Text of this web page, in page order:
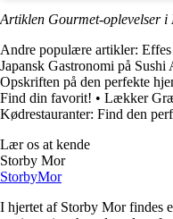
Artiklen Gourmet-oplevelser i
Andre populære artikler:
Japansk Gastronomi på
Opskriften på den perfekte
Find din favorit! • Lækker
Kødrestauranter: Find den
Lær os at kende
Storby Mor
StorbyMor
I hjertet af Storby Mor findes